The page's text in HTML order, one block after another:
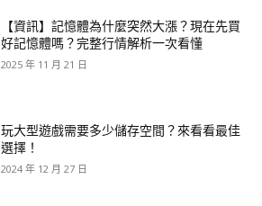
【資訊】記憶體為什麼突然大漲？現在先買
好記憶體嗎？完整行情解析一次看懂
2025 年 11 月 21 日
玩大型遊戲需要多少儲存空間？來看看最佳
選擇！
2024 年 12 月 27 日